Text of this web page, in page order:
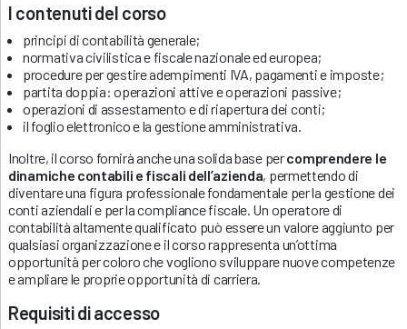
I contenuti del corso
principi di contabilità generale;
normativa civilistica e fiscale nazionale ed europea;
procedure per gestire adempimenti IVA, pagamenti e imposte;
partita doppia: operazioni attive e operazioni passive;
operazioni di assestamento e di riapertura dei conti;
il foglio elettronico e la gestione amministrativa.
Inoltre, il corso fornirà anche una solida base percomprendere le
dinamiche contabili e fiscali dell’azienda, permettendo di
diventare una figura professionale fondamentale per la gestione dei
conti aziendali e per la compliance fiscale. Un operatore di
contabilità altamente qualificato può essere un valore aggiunto per
qualsiasi organizzazione e il corso rappresenta un’ottima
opportunità per coloro che vogliono sviluppare nuove competenze
e ampliare le proprie opportunità di carriera.
Requisiti di accesso